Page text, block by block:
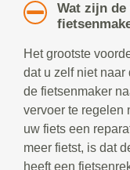
Wat zijn de
Het grootste
dat u zelf niet naar
de fietsenmaker
vervoer te regelen
uw fiets een
meer fietst, is dat
heeft een